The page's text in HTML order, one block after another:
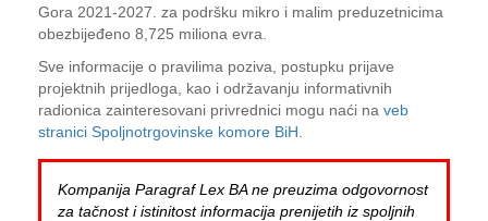
Gora 2021-2027. za podršku mikro i malim preduzetnicima
obezbijeđeno 8,725 miliona evra.
Sve informacije o pravilima poziva, postupku prijave
projektnih prijedloga, kao i održavanju informativnih
radionica zainteresovani privrednici mogu naći na veb
stranici Spoljnotrgovinske komore BiH
Kompanija Paragraf Lex BA ne preuzima odgovornost
za tačnost i istinitost informacija prenijetih iz spoljnih